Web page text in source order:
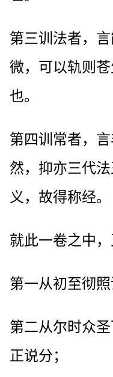
第三训法者，
微，可以轨则
也。
第四训常者，
然，抑亦三代
义，故得称经。
就此一卷之中，
第一从初至彻照
第二从尔时众
正说分；